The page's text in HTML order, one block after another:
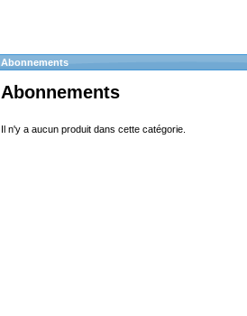
Abonnements
Abonnements
Il n'y a aucun produit dans cette catégorie.